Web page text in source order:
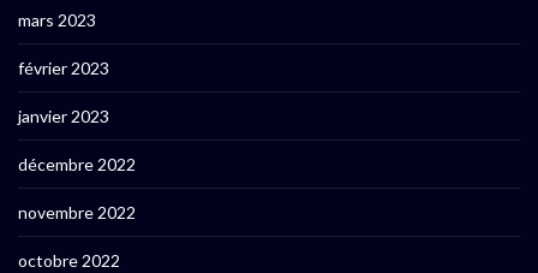
mars 2023
février 2023
janvier 2023
décembre 2022
novembre 2022
octobre 2022